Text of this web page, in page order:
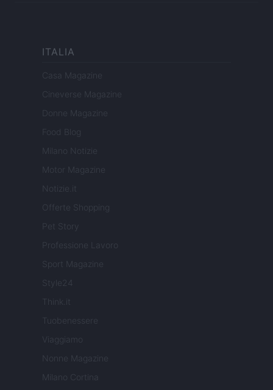
ITALIA
Casa Magazine
Cineverse Magazine
Donne Magazine
Food Blog
Milano Notizie
Motor Magazine
Notizie.it
Offerte Shopping
Pet Story
Professione Lavoro
Sport Magazine
Style24
Think.it
Tuobenessere
Viaggiamo
Nonne Magazine
Milano Cortina